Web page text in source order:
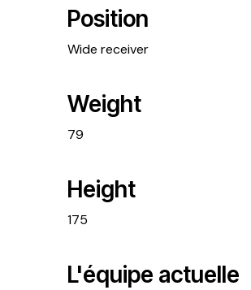
Position
Wide receiver
Weight
79
Height
175
L'équipe actuelle